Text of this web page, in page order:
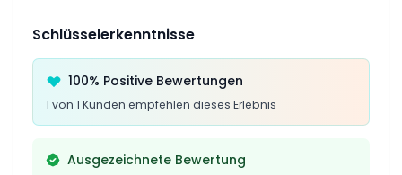
Schlüsselerkenntnisse
100% Positive Bewertungen
1 von 1 Kunden empfehlen dieses Erlebnis
Ausgezeichnete Bewertung